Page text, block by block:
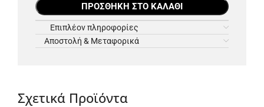
ΠΡΟΣΘΉΚΗ ΣΤΟ ΚΑΛΆΘΙ
Επιπλέον πληροφορίες
Αποστολή & Μεταφορικά
Σχετικά Προϊόντα